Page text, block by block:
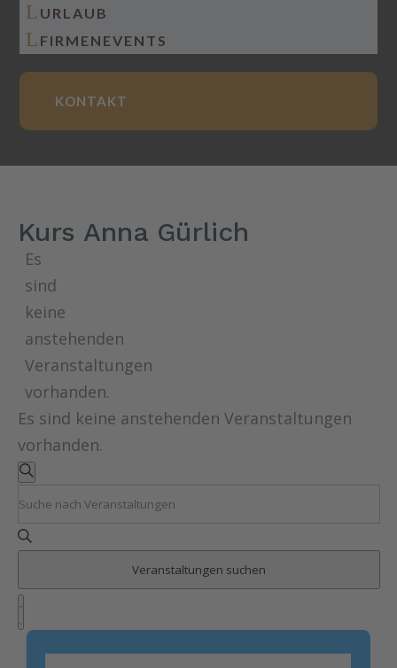
L URLAUB
L FIRMENEVENTS
KONTAKT
Kurs Anna Gürlich
Es
sind
keine
anstehenden
Veranstaltungen
vorhanden.
Es sind keine anstehenden Veranstaltungen
vorhanden.
Veranstaltungen
Suche
und
Ansichten,
Navigation
Suche
Bitte
Schlüsselwort
eingeben.
nach
Veranstaltungen
Schlüsselwort.
Veranstaltungen suchen
Veranstaltung
Ansichten-
Navigation
Liste